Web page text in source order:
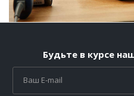
Будьте в курсе